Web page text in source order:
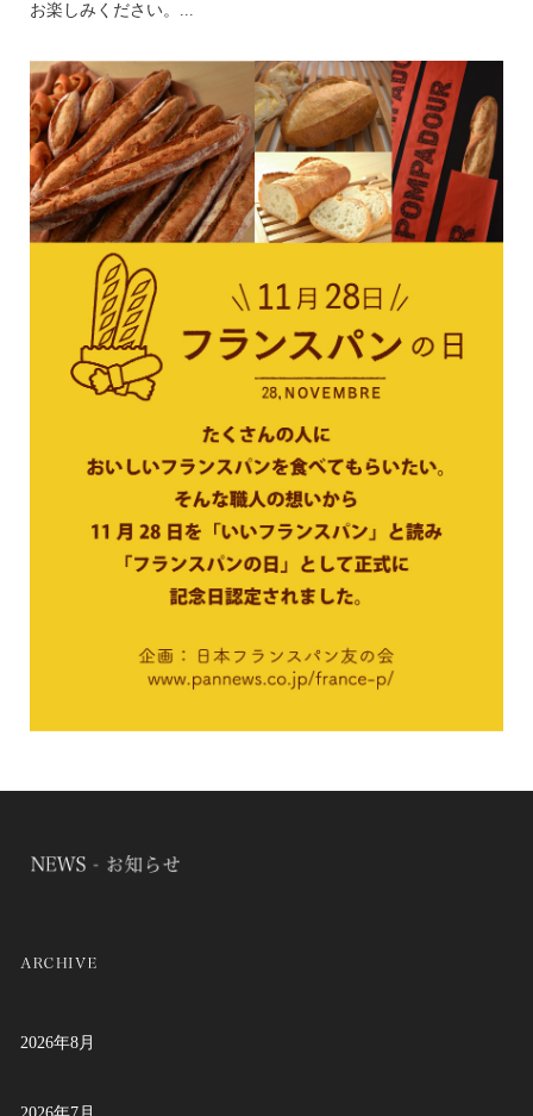
お楽しみください。...
2026年8月